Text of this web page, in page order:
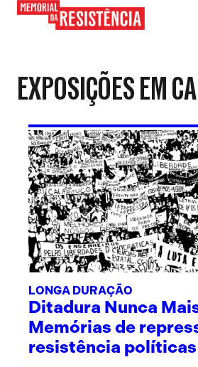
EXPOSIÇÕES EM
LONGA DURAÇÃO
Ditadura Nunca
Memórias de
resistência políticas